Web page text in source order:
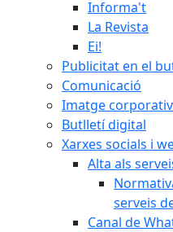
Informa't
La Revista
Ei!
Publicitat en el
Comunicació
Imatge
Butlletí digital
Xarxes socials i
Alta als
serveis
Canal de